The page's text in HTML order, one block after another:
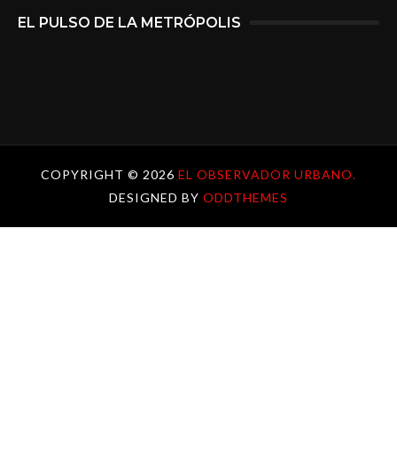
EL PULSO DE LA METRÓPOLIS
COPYRIGHT © 2026 EL OBSERVADOR URBANO.
DESIGNED BY ODDTHEMES